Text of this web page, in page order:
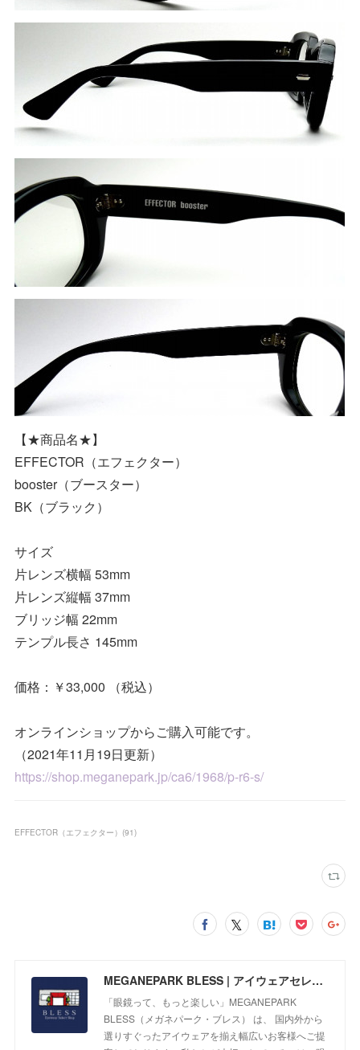
【★商品名★】
EFFECTOR（エフェクター）
booster（ブースター）
BK（ブラック）
サイズ
片レンズ横幅 53mm
片レンズ縦幅 37mm
ブリッジ幅 22mm
テンプル長さ 145mm
価格：￥33,000 （税込）
オンラインショップからご購入可能です。
（2021年11月19日更新）
https://shop.meganepark.jp/ca6/1968/p-r6-s/
EFFECTOR（エフェクター） (91)
MEGANEPARK BLESS | アイウェアセレクトショップ
「眼鏡って、もっと楽しい」MEGANEPARK
BLESS（メガネパーク・ブレス） は、 国内外から
選りすぐったアイウェアを揃え幅広いお客様へご提